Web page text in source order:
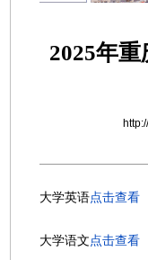
2025年
大学英语点击查看
大学语文点击查看